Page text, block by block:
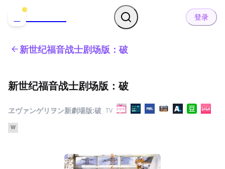
登录
新世纪福音战士剧场版：破
新世纪福音战士剧场版：破
ヱヴァンゲリヲン新劇場版:破 TV